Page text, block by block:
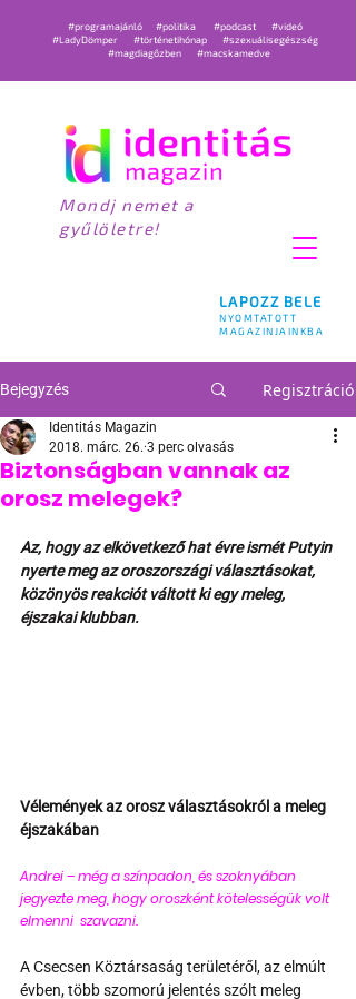
LAPOZZ BELE
NYOMTATOTT
MAGAZINJAINKBA
#programajánló #politika #podcast
#videó
#LadyDömper
#történetihónap
#szexuálisegészség
#magdiagőzben
#macskamedve
Mondj nemet a
gyűlöletre!
Bejegyzés Regisztráció
Biztonságban vannak az
orosz melegek?
Identitás Magazin
2018. márc. 26. 3 perc olvasás
Az, hogy az elkövetkező hat évre ismét Putyin
nyerte meg az oroszországi választásokat,
közönyös reakciót váltott ki egy meleg,
éjszakai klubban.
Vélemények az orosz választásokról a meleg
éjszakában
Andrei – még a színpadon, és szoknyában
jegyezte meg, hogy oroszként kötelességük volt
elmenni  szavazni.
A Csecsen Köztársaság területéről, az elmúlt
évben, több szomorú jelentés szólt meleg